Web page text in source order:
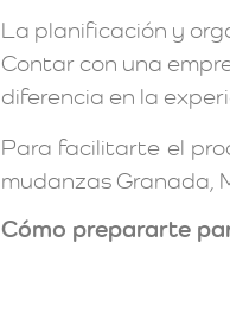
La planificación y
Contar con una
diferencia en la
Para facilitarte el
mudanzas Granada,
Cómo prepararte